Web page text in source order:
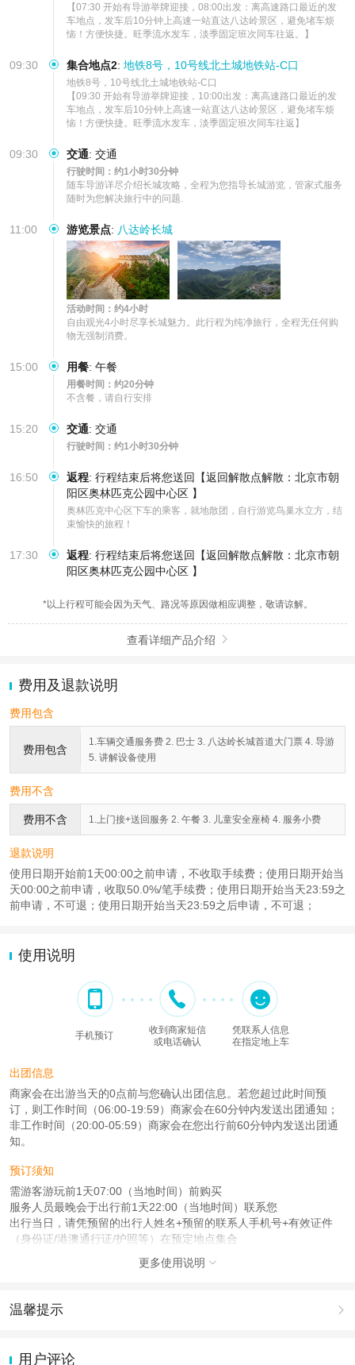
【07:30 开始有导游举牌迎接，08:00出发：离高速路口最近的发
车地点，发车后10分钟上高速一站直达八达岭景区，避免堵车烦
恼！方便快捷。旺季流水发车，淡季固定班次同车往返。】
09:30 集合地点2: 地铁8号，10号线北土城地铁站-C口
地铁8号，10号线北土城地铁站-C口
【09:30 开始有导游举牌迎接，10:00出发：离高速路口最近的发
车地点，发车后10分钟上高速一站直达八达岭景区，避免堵车烦
恼！方便快捷。旺季流水发车，淡季固定班次同车往返】
09:30 交通: 交通
行驶时间：约1小时30分钟
随车导游详尽介绍长城攻略，全程为您指导长城游览，管家式服务
随时为您解决旅行中的问题.
11:00 游览景点: 八达岭长城
活动时间：约4小时
自由观光4小时尽享长城魅力。此行程为纯净旅行，全程无任何购
物无强制消费。
15:00 用餐: 午餐
用餐时间：约20分钟
不含餐，请自行安排
15:20 交通: 交通
行驶时间：约1小时30分钟
16:50 返程: 行程结束后将您送回【返回解散点解散：北京市朝
阳区奥林匹克公园中心区 】
奥林匹克中心区下车的乘客，就地散团，自行游览鸟巢水立方，结
束愉快的旅程！
17:30 返程: 行程结束后将您送回【返回解散点解散：北京市朝
阳区奥林匹克公园中心区 】
*以上行程可能会因为天气、路况等原因做相应调整，敬请谅解。
查看详细产品介绍 
费用及退款说明
费用包含
费用包含
1.车辆交通服务费 2. 巴士 3. 八达岭长城首道大门票 4. 导游
5. 讲解设备使用
费用不含
费用不含 1.上门接+送回服务 2. 午餐 3. 儿童安全座椅 4. 服务小费
退款说明
使用日期开始前1天00:00之前申请，不收取手续费；使用日期开始当
天00:00之前申请，收取50.0%/笔手续费；使用日期开始当天23:59之
前申请，不可退；使用日期开始当天23:59之后申请，不可退；
使用说明
手机预订
收到商家短信
或电话确认
凭联系人信息
在指定地上车
出团信息
商家会在出游当天的0点前与您确认出团信息。若您超过此时间预
订，则工作时间（06:00-19:59）商家会在60分钟内发送出团通知；
非工作时间（20:00-05:59）商家会在您出行前60分钟内发送出团通
知。
预订须知
需游客游玩前1天07:00（当地时间）前购买
服务人员最晚会于出行前1天22:00（当地时间）联系您
出行当日，请凭预留的出行人姓名+预留的联系人手机号+有效证件
（身份证/港澳通行证/护照等）在预定地点集合
儿童：1.2米（含）以下；
本产品由青岛驿路同行国际旅行社有限公司代理招徕，委托社为北京中奥环游国
更多使用说明 
温馨提示 
动（如跳伞、潜水、滑雪等）前，请务必仔细阅读
用户评论